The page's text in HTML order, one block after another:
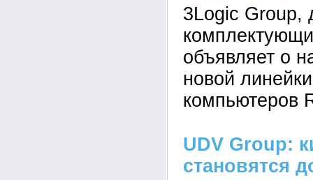
3Logic Group,
объявляет о
новой
компьютеров
UDV Group:
становятся